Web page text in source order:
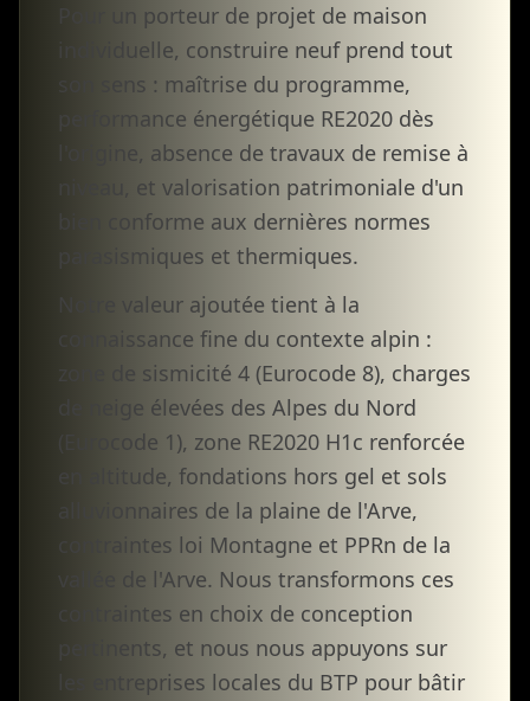
Pour un porteur de projet de maison
individuelle, construire neuf prend tout
son sens : maîtrise du programme,
performance énergétique RE2020 dès
l'origine, absence de travaux de remise à
niveau, et valorisation patrimoniale d'un
bien conforme aux dernières normes
parasismiques et thermiques.
Notre valeur ajoutée tient à la
connaissance fine du contexte alpin :
zone de sismicité 4 (Eurocode 8), charges
de neige élevées des Alpes du Nord
(Eurocode 1), zone RE2020 H1c renforcée
en altitude, fondations hors gel et sols
alluvionnaires de la plaine de l'Arve,
contraintes loi Montagne et PPRn de la
vallée de l'Arve. Nous transformons ces
contraintes en choix de conception
pertinents, et nous nous appuyons sur
les entreprises locales du BTP pour bâtir